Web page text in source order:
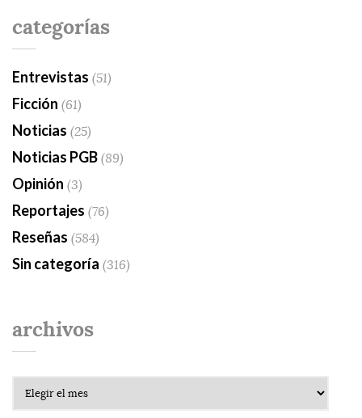
categorías
Entrevistas (51)
Ficción (61)
Noticias (25)
Noticias PGB(89)
Opinión (3)
Reportajes (76)
Reseñas (584)
Sin categoría (316)
archivos